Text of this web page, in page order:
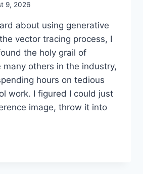
9, 2026
about using generative
vector tracing process, I
the holy grail of
many others in the industry,
hours on tedious
work. I figured I could just
image, throw it into